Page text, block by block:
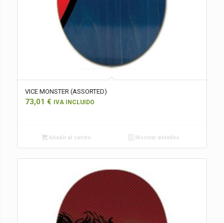
VICE MONSTER (ASSORTED)
73,01 € IVA INCLUIDO
Añadir al carrito Mostrar detalles